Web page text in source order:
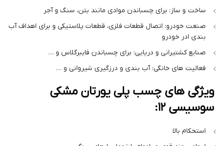
ساخت و ساز: برای چسباندن موادی مانند بتن، سنگ و آجر
صنعت خودرو: اتصال قطعات فلزی، قطعات پلاستیکی و برای اهداف آب
بندی ادر خودرو
صنایع کشتیرانی و دریایی: برای چسباندن فایبرگلاس و …
فعالیت های خانگی: آب بندی و درزگیری شیروانی و …
ویژگی های چسب پلی یورتان مشکی
سوسیسی 12:
استحکام بالا